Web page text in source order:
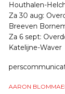
Houthalen-
Za 30 aug:
Breeven
Za 6 sept:
Katelijne-Waver
AARON